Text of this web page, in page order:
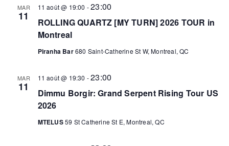
MAR
11
ROLLING QUARTZ [MY TURN] 2026 TOUR in
Montreal
11 août @ 19:00 -23:00
Piranha Bar680 Saint-Catherine St W, Montreal, QC
MAR
11
Dimmu Borgir: Grand Serpent Rising Tour US
2026
11 août @ 19:30 -23:00
MTELUS59 St Catherine St E, Montreal, QC